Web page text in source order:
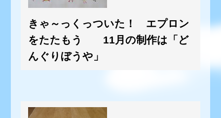
きゃ～っくっついた！ エプロン
をたたもう 11月の制作は「ど
んぐりぼうや」